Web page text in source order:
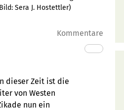
Sera J. Hostettler)
Kommentare
dieser Zeit ist die
von Westen
nun ein